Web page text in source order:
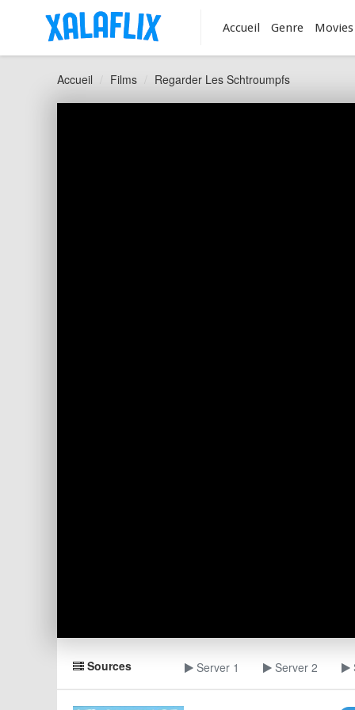
Accueil Genre Movies
Accueil Films Regarder Les Schtroumpfs
Sources Server 1 Server 2